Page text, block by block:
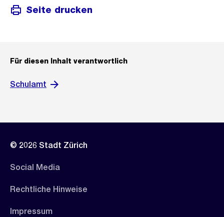
Seite drucken
Für diesen Inhalt verantwortlich
Schulamt
© 2026 Stadt Zürich
Social Media
Rechtliche Hinweise
Impressum